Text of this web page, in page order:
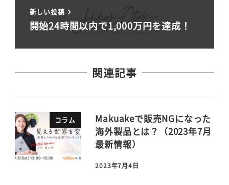
新しい投稿
開始24時間以内で1,000万円を達成！
関連記事
コラム
Makuakeで販売NGになった
海外製品とは？（2023年7月
最新情報）
2023年7月4日